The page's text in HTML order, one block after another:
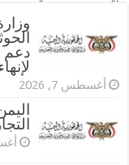
دعم
أغسطس 7, 2026